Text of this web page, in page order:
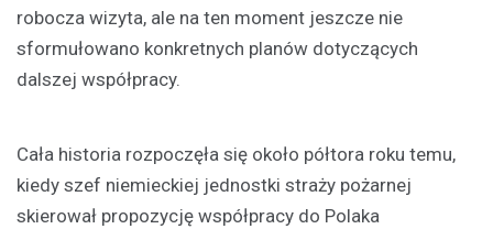
robocza wizyta, ale na ten moment jeszcze nie
sformułowano konkretnych planów dotyczących
dalszej współpracy.
Cała historia rozpoczęła się około półtora roku temu,
kiedy szef niemieckiej jednostki straży pożarnej
skierował propozycję współpracy do Polaka